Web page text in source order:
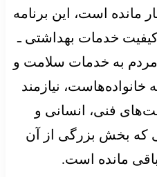
مانده است، این برنامه
خدمات بهداشتی‌ ـ
مردم به خدمات سلامت و
نیازمند
فنی، انسانی و
که بخش بزرگی از آن
مانده است.